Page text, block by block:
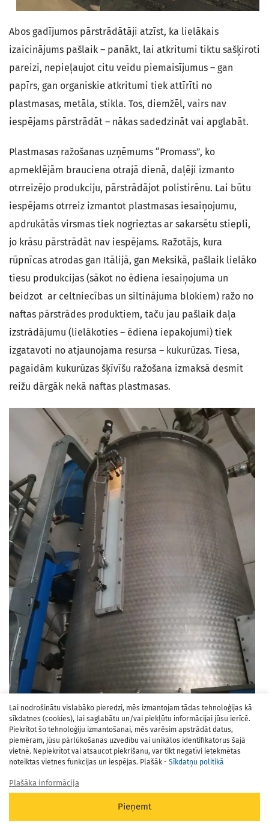
Lai nodrošinātu vislabāko pieredzi, mēs izmantojam tādas tehnoloģijas kā
sīkdatnes (cookies), lai saglabātu un/vai piekļūtu informācijai jūsu ierīcē.
Piekrītot šo tehnoloģiju izmantošanai, mēs varēsim apstrādāt datus,
piemēram, jūsu pārlūkošanas uzvedību vai unikālos identifikatorus šajā
vietnē. Nepiekrītot vai atsaucot piekrišanu, var tikt negatīvi ietekmētas
noteiktas vietnes funkcijas un iespējas. Plašāk - Sīkdatņu politikā
Plašāka informācija
Pieņemt
Abos gadījumos pārstrādātāji atzīst, ka lielākais
izaicinājums pašlaik – panākt, lai atkritumi tiktu sašķiroti
pareizi, nepieļaujot citu veidu piemaisījumus – gan
papīrs, gan organiskie atkritumi tiek attīrīti no
plastmasas, metāla, stikla. Tos, diemžēl, vairs nav
iespējams pārstrādāt – nākas sadedzināt vai apglabāt.
Plastmasas ražošanas uzņēmums “Promass”, ko
apmeklējām brauciena otrajā dienā, daļēji izmanto
otrreizējo produkciju, pārstrādājot polistirēnu. Lai būtu
iespējams otrreiz izmantot plastmasas iesaiņojumu,
apdrukātās virsmas tiek nogrieztas ar sakarsētu stiepli,
jo krāsu pārstrādāt nav iespējams. Ražotājs, kura
rūpnīcas atrodas gan Itālijā, gan Meksikā, pašlaik lielāko
tiesu produkcijas (sākot no ēdiena iesaiņojuma un
beidzot ar celtniecības un siltinājuma blokiem) ražo no
naftas pārstrādes produktiem, taču jau pašlaik daļa
izstrādājumu (lielākoties – ēdiena iepakojumi) tiek
izgatavoti no atjaunojama resursa – kukurūzas. Tiesa,
pagaidām kukurūzas šķīvīšu ražošana izmaksā desmit
reižu dārgāk nekā naftas plastmasas.